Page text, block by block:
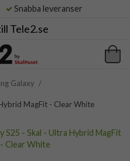
Snabba leveranser
Tele2.se
Galaxy /
MagFit - Clear White